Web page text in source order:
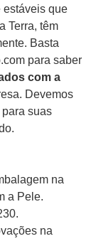
estáveis que
Terra, têm
Basta
para saber
com a
Devemos
suas
na
a Pele.
na